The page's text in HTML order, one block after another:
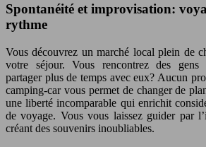
Spontanéité et improvisation:
rythme
Vous découvrez un marché local plein de
votre séjour. Vous rencontrez des gens
partager plus de temps avec eux? Aucun
camping-car vous permet de changer de
une liberté incomparable qui enrichit
de voyage. Vous vous laissez guider par
créant des souvenirs inoubliables.